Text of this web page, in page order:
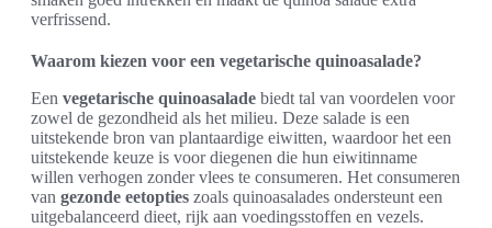
verfrissend.
Waarom kiezen voor een vegetarische quinoasalade?
Een vegetarische quinoasalade biedt tal van voordelen voor
zowel de gezondheid als het milieu. Deze salade is een
uitstekende bron van plantaardige eiwitten, waardoor het een
uitstekende keuze is voor diegenen die hun eiwitinname
willen verhogen zonder vlees te consumeren. Het consumeren
van gezonde eetopties zoals quinoasalades ondersteunt een
uitgebalanceerd dieet, rijk aan voedingsstoffen en vezels.